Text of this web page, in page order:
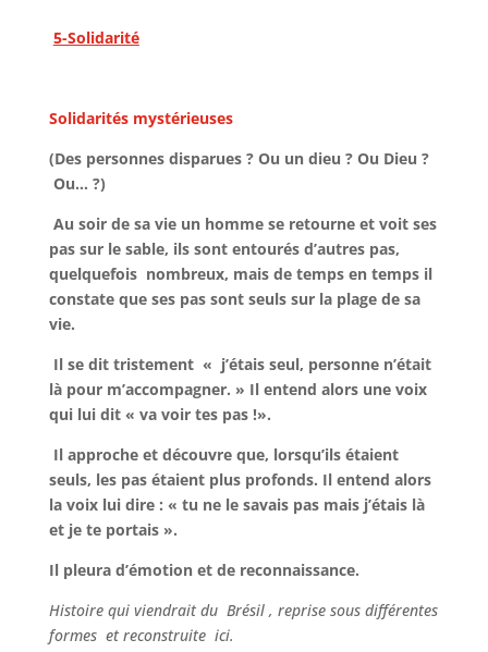
5-Solidarité
Solidarités mystérieuses
(Des personnes disparues ? Ou un dieu ? Ou Dieu ?
Ou… ?)
Au soir de sa vie un homme se retourne et voit ses
pas sur le sable, ils sont entourés d’autres pas,
quelquefois nombreux, mais de temps en temps il
constate que ses pas sont seuls sur la plage de sa
vie.
Il se dit tristement « j’étais seul, personne n’était
là pour m’accompagner. » Il entend alors une voix
qui lui dit « va voir tes pas !».
Il approche et découvre que, lorsqu’ils étaient
seuls, les pas étaient plus profonds. Il entend alors
la voix lui dire : « tu ne le savais pas mais j’étais là
et je te portais ».
Il pleura d’émotion et de reconnaissance.
Histoire qui viendrait du Brésil , reprise sous différentes
formes et reconstruite ici.